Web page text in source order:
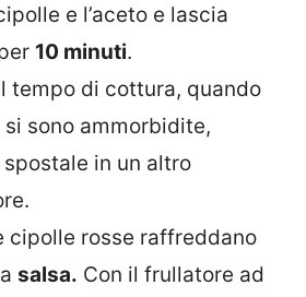
e l’aceto e lascia
10 minuti.
tempo di cottura, quando
sono ammorbidite,
in un altro
cipolle rosse raffreddano
salsa. Con il frullatore ad